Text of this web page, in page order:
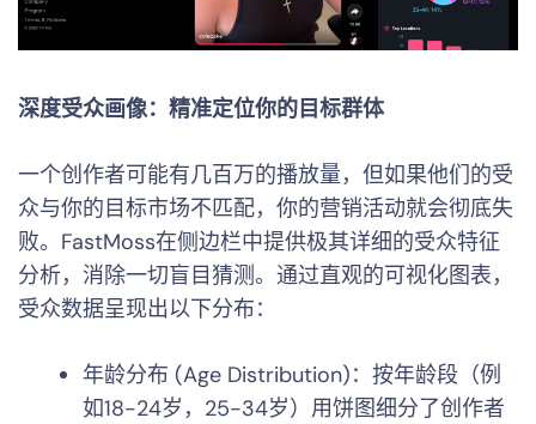
深度受众画像：精准定位你的目标群体
一个创作者可能有几百万的播放量，但如果他们的受
众与你的目标市场不匹配，你的营销活动就会彻底失
败。FastMoss在侧边栏中提供极其详细的受众特征
分析，消除一切盲目猜测。通过直观的可视化图表，
受众数据呈现出以下分布：
年龄分布 (Age Distribution)：按年龄段（例
如18-24岁，25-34岁）用饼图细分了创作者